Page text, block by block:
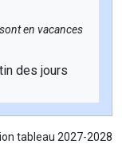
en vacances
des jours
tableau 2027-2028